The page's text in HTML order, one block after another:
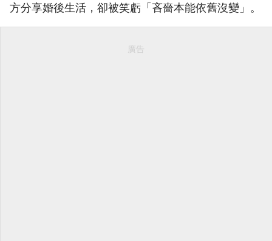
方分享婚後生活，卻被笑虧「吝嗇本能依舊沒變」。
廣告